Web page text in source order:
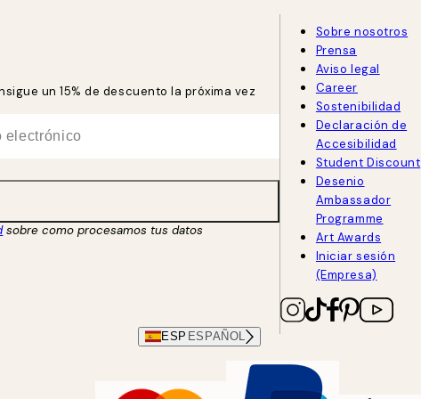
un 15% de descuento la próxima vez
sobre como procesamos tus datos
Sobre nosotros
Prensa
Aviso legal
Career
Sostenibilidad
Declaración de
Accesibilidad
Student Discount
Desenio
Ambassador
Programme
Art Awards
Iniciar sesión
(Empresa)
ESP ESPAÑOL